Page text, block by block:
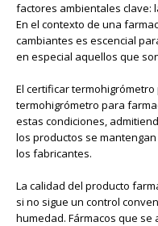
factores ambientales clave:
En el contexto de una
cambiantes es escencial
en especial aquellos que
El certificar
termohigrómetro para
estas condiciones,
los productos se
los fabricantes.
La calidad del producto
si no sigue un control
humedad. Fármacos que